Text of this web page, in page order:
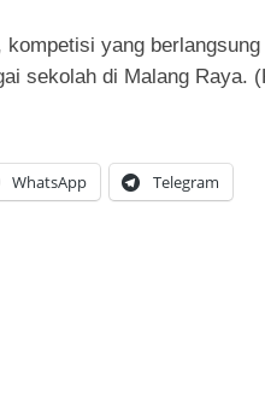
yang
sekolah di Malang Raya.
WhatsApp Telegram